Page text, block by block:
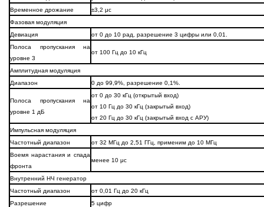
Временное дрожание
±3,2 μс
Фазовая модуляция
Девиация
от 0 до 10 рад, разрешение 3 цифры или 0,01.
Полоса пропускания на
уровне 3
от 100 Гц до 10 кГц
Амплитудная модуляция
Диапазон
0 до 99,9%, разрешение 0,1%.
Полоса пропускания на
уровне 1 дБ
от 0 до 30 кГц (открытый вход)
от 10 Гц до 30 кГц (закрытый вход)
от 20 Гц до 30 кГц (закрытый вход с АРУ)
Импульсная модуляция
Частотный диапазон
от 32 MГц до 2,51 ГГц, применим до 10 MГц
Воемя нарастания и спада
фронта
менее 10 μс
Внутренний НЧ генератор
Частотный диапазон
от 0,01 Гц до 20 кГц
Разрешение
5 цифр